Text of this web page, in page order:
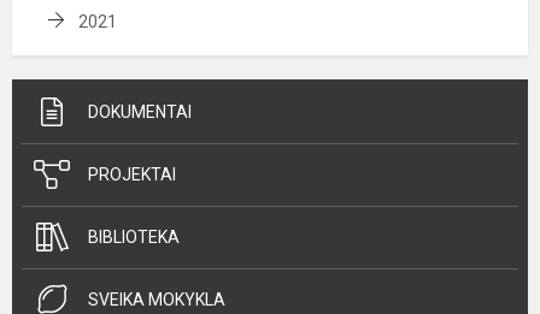
2021
DOKUMENTAI
PROJEKTAI
BIBLIOTEKA
SVEIKA MOKYKLA